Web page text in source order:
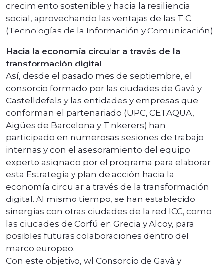
crecimiento sostenible y hacia la resiliencia
social, aprovechando las ventajas de las TIC
(Tecnologías de la Información y Comunicación).
Hacia la economía circular a través de la
transformación digital
Así, desde el pasado mes de septiembre, el
consorcio formado por las ciudades de Gavà y
Castelldefels y las entidades y empresas que
conforman el partenariado (UPC, CETAQUA,
Aigües de Barcelona y Tinkerers) han
participado en numerosas sesiones de trabajo
internas y con el asesoramiento del equipo
experto asignado por el programa para elaborar
esta Estrategia y plan de acción hacia la
economía circular a través de la transformación
digital. Al mismo tiempo, se han establecido
sinergias con otras ciudades de la red ICC, como
las ciudades de Corfú en Grecia y Alcoy, para
posibles futuras colaboraciones dentro del
marco europeo.
Con este objetivo, wl Consorcio de Gavà y